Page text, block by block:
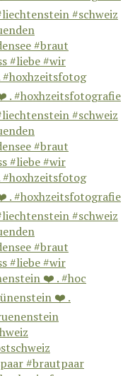
#hoxhzeitsfotog
#hoxhzeitsfotog
❤️ . #hoc